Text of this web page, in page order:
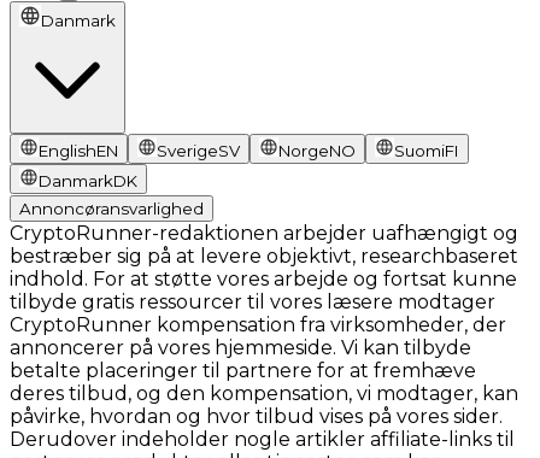
Danmark
EnglishEN SverigeSV NorgeNO SuomiFI
DanmarkDK
Annoncøransvarlighed
CryptoRunner-redaktionen arbejder uafhængigt og
bestræber sig på at levere objektivt, researchbaseret
indhold. For at støtte vores arbejde og fortsat kunne
tilbyde gratis ressourcer til vores læsere modtager
CryptoRunner kompensation fra virksomheder, der
annoncerer på vores hjemmeside. Vi kan tilbyde
betalte placeringer til partnere for at fremhæve
deres tilbud, og den kompensation, vi modtager, kan
påvirke, hvordan og hvor tilbud vises på vores sider.
Derudover indeholder nogle artikler affiliate-links til